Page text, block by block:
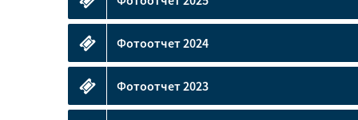
Фотоотчет 2024
Фотоотчет 2023